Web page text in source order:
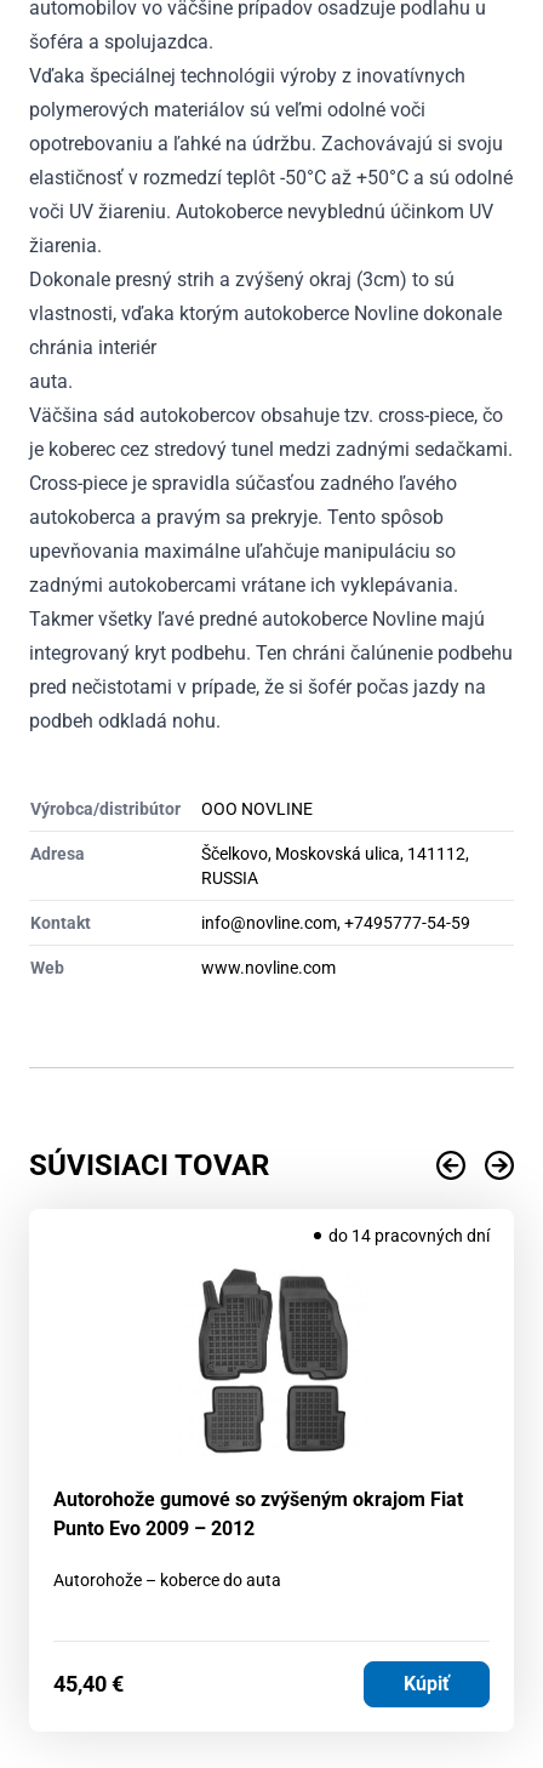
automobilov vo väčšine prípadov osadzuje podlahu u
šoféra a spolujazdca.
Vďaka špeciálnej technológii výroby z inovatívnych
polymerových materiálov sú veľmi odolné voči
opotrebovaniu a ľahké na údržbu. Zachovávajú si svoju
elastičnosť v rozmedzí teplôt -50°C až +50°C a sú odolné
voči UV žiareniu. Autokoberce nevyblednú účinkom UV
žiarenia.
Dokonale presný strih a zvýšený okraj (3cm) to sú
vlastnosti, vďaka ktorým autokoberce Novline dokonale
chránia interiér
Väčšina sád autokobercov obsahuje tzv. cross-piece, čo
je koberec cez stredový tunel medzi zadnými sedačkami.
Cross-piece je spravidla súčasťou zadného ľavého
autokoberca a pravým sa prekryje. Tento spôsob
upevňovania maximálne uľahčuje manipuláciu so
zadnými autokobercami vrátane ich vyklepávania.
Takmer všetky ľavé predné autokoberce Novline majú
integrovaný kryt podbehu. Ten chráni čalúnenie podbehu
pred nečistotami v prípade, že si šofér počas jazdy na
podbeh odkladá nohu.
Výrobca/distribútor OOO NOVLINE
Adresa
Ščelkovo, Moskovská ulica, 141112,
RUSSIA
Kontakt info@novline.com, +7495777-54-59
Web www.novline.com
SÚVISIACI TOVAR
do 14 pracovných dní
Autorohože gumové so zvýšeným okrajom Fiat
Punto Evo 2009 – 2012
Autorohože – koberce do auta
45,40€ Kúpiť